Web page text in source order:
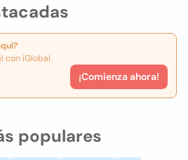
con iGlobal.
¡Comienza ahora!
populares